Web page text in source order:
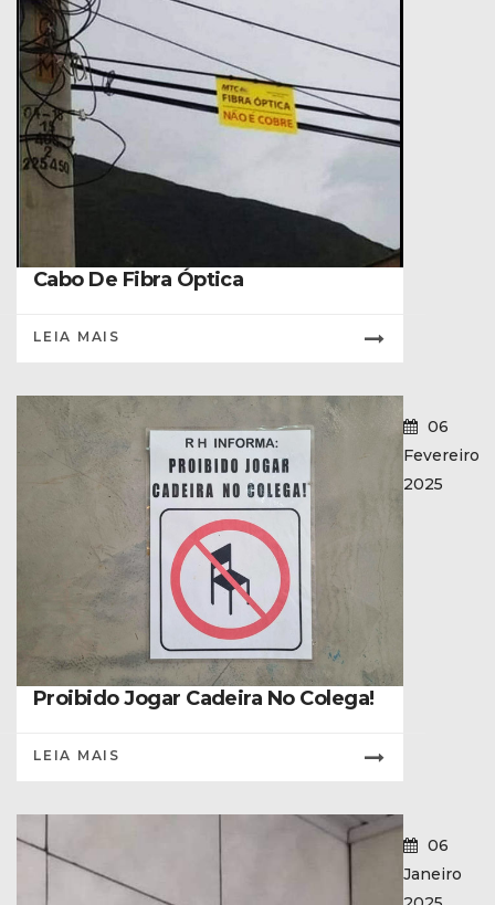
Cabo De Fibra Óptica
LEIA MAIS
06
Fevereiro
2025
Proibido Jogar Cadeira No Colega!
LEIA MAIS
06
Janeiro